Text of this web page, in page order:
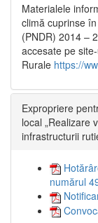
Materialele
climă cuprinse
(PNDR) 2014 –
accesate pe
Rurale https://
Expropriere
local „Realizare
infrastructurii
numărul